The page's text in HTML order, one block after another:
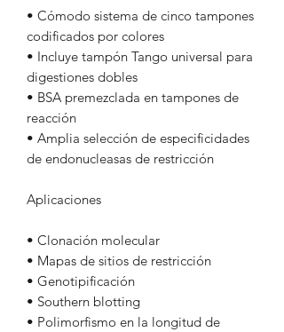
• Cómodo sistema de cinco tampones
codificados por colores
• Incluye tampón Tango universal para
digestiones dobles
• BSA premezclada en tampones de
reacción
• Amplia selección de especificidades
de endonucleasas de restricción
Aplicaciones
• Clonación molecular
• Mapas de sitios de restricción
• Genotipificación
• Southern blotting
• Polimorfismo en la longitud de